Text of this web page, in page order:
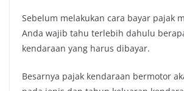
Sebelum melakukan cara bayar pajak
Anda wajib tahu terlebih dahulu
kendaraan yang harus dibayar.
Besarnya pajak kendaraan bermotor